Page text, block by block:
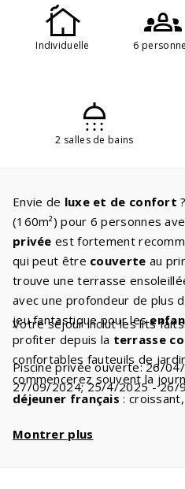
Individuelle 6
2 salles de bains
Envie de luxe et de confort
(160m²) pour 6 personnes
privée est fortement
qui peut être couverte au
trouve une terrasse
avec une profondeur de plus
jeu fantastique pour les
profiter depuis la terrasse
confortables fauteuils de
commencerez souvent la
déjeuner français :
unecuisine moderne
Votre séjour inclut les lits
Piscine privée ouverte: 26/
27/09/2024; 25/4/2025 - 26/
Montrer plus